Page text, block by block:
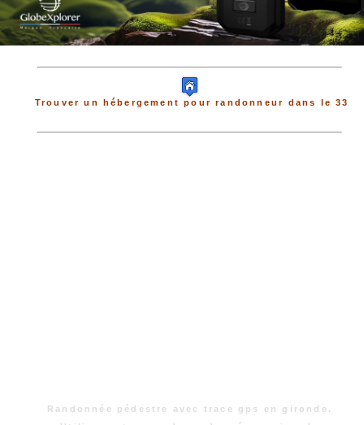
Trouver un hébergement pour randonneur dans le 33
Randonnée pédestre avec trace gps en gironde.